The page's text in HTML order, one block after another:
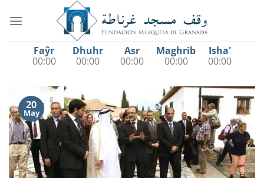
Faŷr
00:00
Dhuhr
00:00
Asr
00:00
Maghrib
00:00
Isha'
00:00
20
May